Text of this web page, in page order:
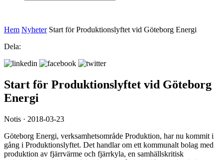
efter:
Hem Nyheter Start för Produktionslyftet vid Göteborg Energi
Dela:
Start för Produktionslyftet vid Göteborg
Energi
Notis · 2018-03-23
Göteborg Energi, verksamhetsområde Produktion, har nu kommit i
gång i Produktionslyftet. Det handlar om ett kommunalt bolag med
produktion av fjärrvärme och fjärrkyla, en samhällskritisk